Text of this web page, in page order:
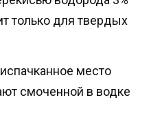
только для твердых
место
смоченной в водке